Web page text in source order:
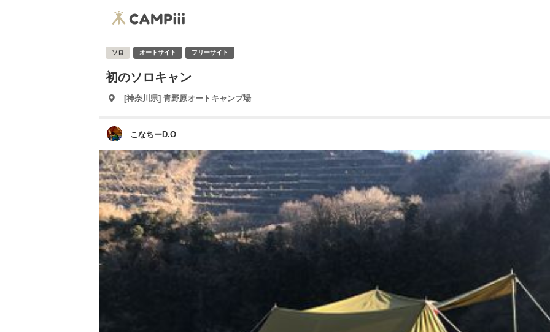
ソロ オートサイト フリーサイト
初のソロキャン
[神奈川県] 青野原オートキャンプ場
こなちーD.O